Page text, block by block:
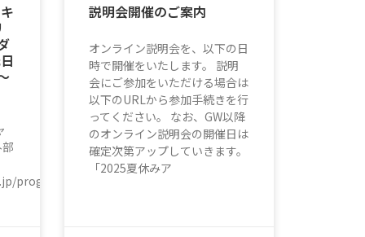
program/badminton/
説明会開催のご案内
オンライン説明会を、以下の日
時で開催をいたします。 説明
会にご参加をいただける場合は
以下のURLから参加手続きを行
ってください。 なお、GW以降
のオンライン説明会の開催日は
確定次第アップしていきます。
「2025夏休みア